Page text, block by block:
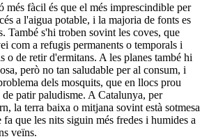
més fàcil és que el més imprescindible per
a l'aigua potable, i la majoria de fonts es
També s'hi troben sovint les coves, que
com a refugis permanents o temporals i
o de retir d'ermitans. A les planes també hi
però no tan saludable per al consum, i
dels mosquits, que en llocs prou
patir paludisme. A Catalunya, per
la terra baixa o mitjana sovint està sotmesa
que les nits siguin més fredes i humides a
veïns.